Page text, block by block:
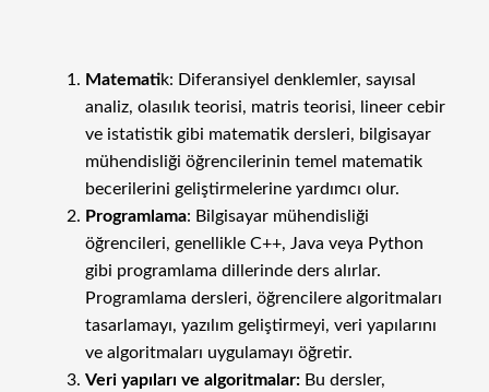
Matematik: Diferansiyel denklemler, sayısal
analiz, olasılık teorisi, matris teorisi, lineer cebir
ve istatistik gibi matematik dersleri, bilgisayar
mühendisliği öğrencilerinin temel matematik
becerilerini geliştirmelerine yardımcı olur.
Programlama: Bilgisayar mühendisliği
öğrencileri, genellikle C++, Java veya Python
gibi programlama dillerinde ders alırlar.
Programlama dersleri, öğrencilere algoritmaları
tasarlamayı, yazılım geliştirmeyi, veri yapılarını
ve algoritmaları uygulamayı öğretir.
Veri yapıları ve algoritmalar:Bu dersler,